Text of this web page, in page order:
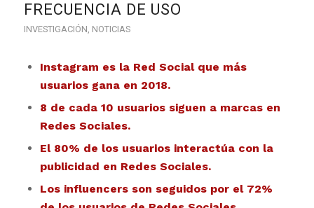
FRECUENCIA DE USO
INVESTIGACIÓN, NOTICIAS
Instagram es la Red Social que más
usuarios gana en 2018.
8 de cada 10 usuarios siguen a marcas en
Redes Sociales.
El 80% de los usuarios interactúa con la
publicidad en Redes Sociales.
Los influencers son seguidos por el 72%